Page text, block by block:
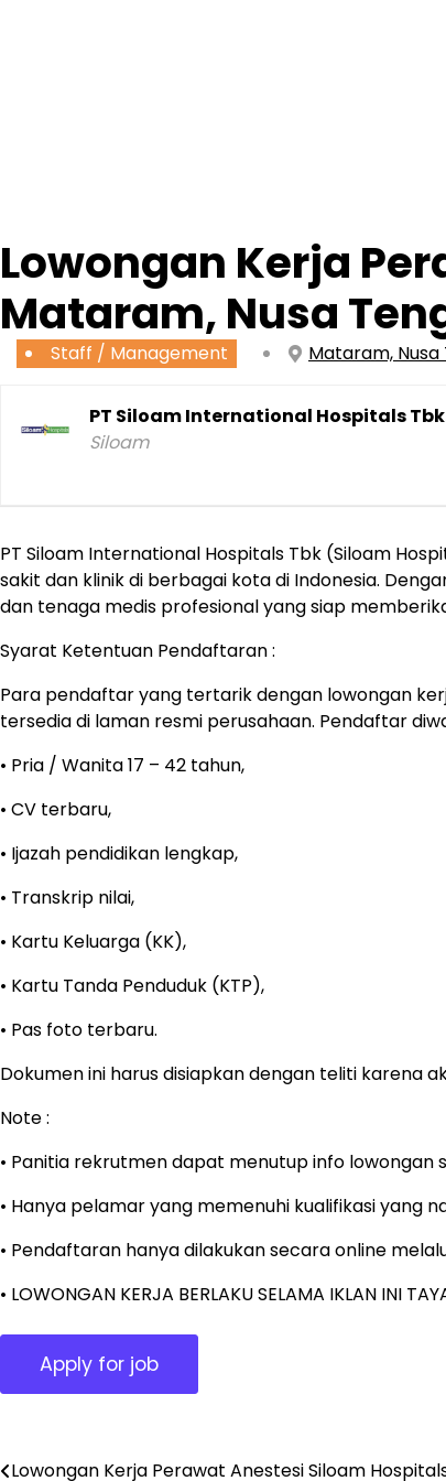
Lowongan Kerja
Mataram, Nusa
Staff / Management Mataram,
PT Siloam International Hospitals
Siloam
PT Siloam International Hospitals Tbk (Siloam
sakit dan klinik di berbagai kota di Indonesia.
dan tenaga medis profesional yang siap
Syarat Ketentuan Pendaftaran :
Para pendaftar yang tertarik dengan lowongan
tersedia di laman resmi perusahaan. Pendaftar
• Pria / Wanita 17 – 42 tahun,
• CV terbaru,
• Ijazah pendidikan lengkap,
• Transkrip nilai,
• Kartu Keluarga (KK),
• Kartu Tanda Penduduk (KTP),
• Pas foto terbaru.
Dokumen ini harus disiapkan dengan teliti karena
Note :
• Panitia rekrutmen dapat menutup info
• Hanya pelamar yang memenuhi kualifikasi yang
• Pendaftaran hanya dilakukan secara online
• LOWONGAN KERJA BERLAKU SELAMA IKLAN INI
Post
Lowongan Kerja Perawat Anestesi Siloam